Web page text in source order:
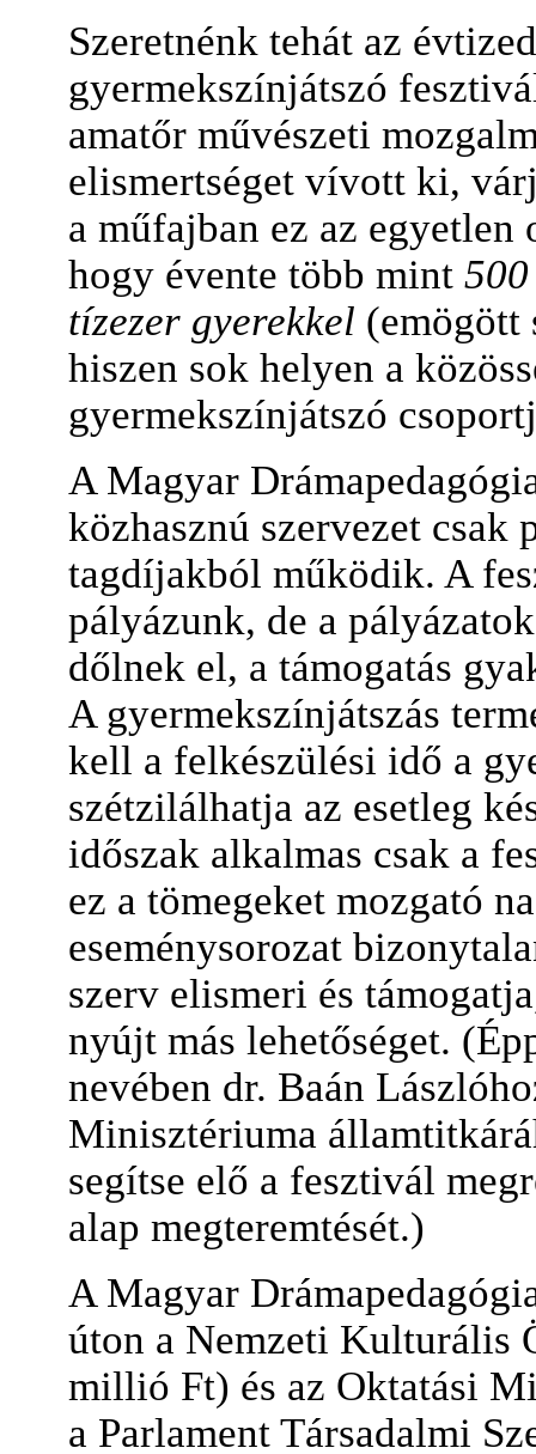
Szeretnénk tehát az
gyermekszínjátszó
amatőr művészeti
elismertséget vívott ki,
a műfajban ez az
hogy évente több mint
tízezer gyerekkel (emögött
hiszen sok helyen a
gyermekszínjátszó
A Magyar
közhasznú szervezet csak
tagdíjakból működik. A
pályázunk, de a
dőlnek el, a támogatás
A gyermekszínjátszás
kell a felkészülési idő a
szétzilálhatja az esetleg
időszak alkalmas csak a
ez a tömegeket mozgató
eseménysorozat
szerv elismeri és
nyújt más lehetőséget.
nevében dr. Baán
Minisztériuma
segítse elő a fesztivál
alap megteremtését.)
A Magyar
úton a Nemzeti Kulturális
millió Ft) és az Oktatási
a Parlament Társadalmi